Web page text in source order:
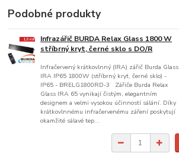
Podobné produkty
Infrazářič BURDA Relax Glass 1800 W
stříbrný kryt, černé sklo s DO/R
Infračervený krátkovlnný (IRA) zářič Burda Glass
IRA IP65 1800W (stříbrný kryt, černé sklo) -
IP65 - BRELG1800RD-3 Zářiče Burda Relax
Glass IRA 65 vynikají čistým, elegantním
designem a velmi vysokou účinností sálání. Díky
krátkovlnnému infračervenému záření poskytují
okamžité sálavé tep...